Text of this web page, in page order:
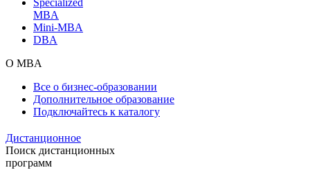
MBA
Mini-MBA
DBA
О MBA
Все о бизнес-образовании
Дополнительное образование
Подключайтесь к каталогу
Дистанционное
Поиск дистанционных
программ